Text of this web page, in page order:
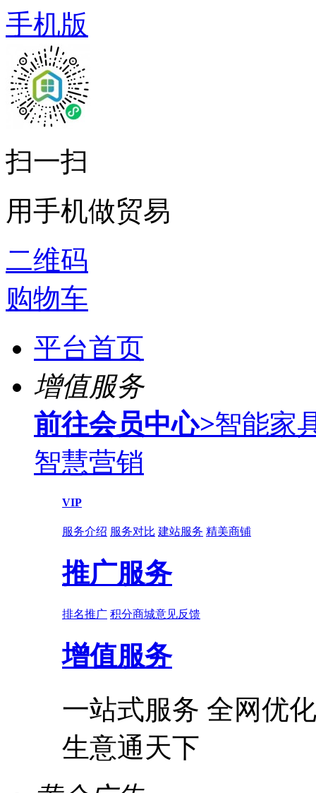
手机版
扫一扫
用手机做贸易
二维码
购物车
平台首页
增值服务
前往会员中心>智能家
智慧营销
VIP
服务介绍 服务对比 建站服务 精美商铺
推广服务
排名推广 积分商城意见反馈
增值服务
一站式服务 全网优
生意通天下